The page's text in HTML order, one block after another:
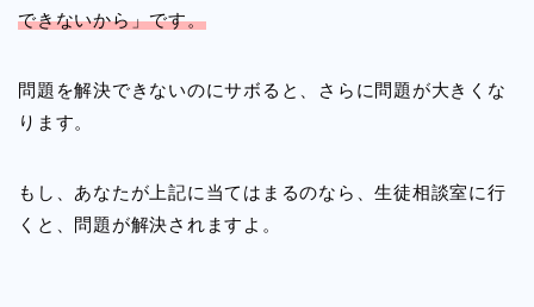
できないから」です。
問題を解決できないのにサボると、さらに問題が大きくな
ります。
もし、あなたが上記に当てはまるのなら、生徒相談室に行
くと、問題が解決されますよ。